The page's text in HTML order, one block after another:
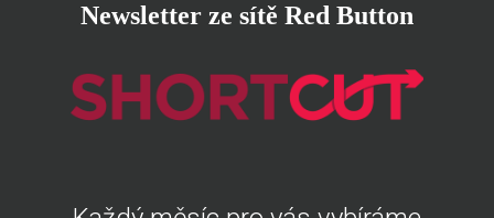
Newsletter ze sítě Red Button